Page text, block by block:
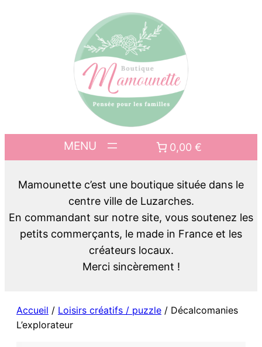
0,00 €
Mamounette c’est une boutique située dans le
centre ville de Luzarches.
En commandant sur notre site, vous soutenez les
petits commerçants, le made in France et les
créateurs locaux.
Merci sincèrement !
Accueil / Loisirs créatifs / puzzle / Décalcomanies
L’explorateur